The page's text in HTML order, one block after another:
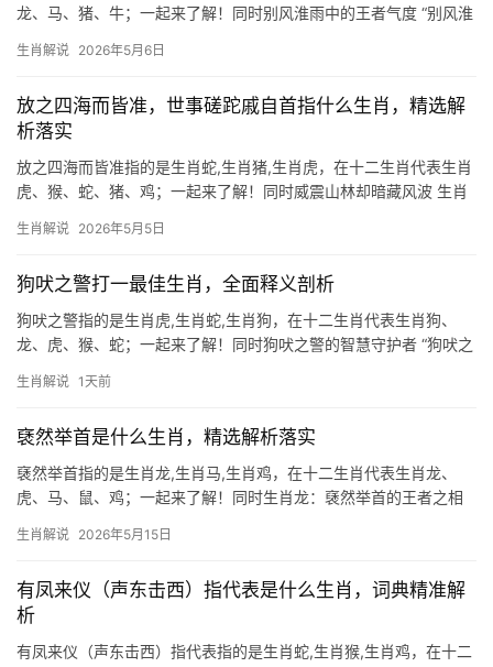
龙、马、猪、牛；一起来了解！同时别风淮雨中的王者气度 “别风淮
文化中，生肖虎恰如狂风骤雨中的主宰者，既有威震四方的魄力，
生肖解说 2026年5月6日
放之四海而皆准，世事磋跎戚自首指什么生肖，精选解
析落实
放之四海而皆准指的是生肖蛇,生肖猪,生肖虎，在十二生肖代表生肖
虎、猴、蛇、猪、鸡；一起来了解！同时威震山林却暗藏风波 生肖
难得遇贵人提携，尤其下半年可能获跨领域合作机会，然吉凶并
生肖解说 2026年5月5日
狗吠之警打一最佳生肖，全面释义剖析
狗吠之警指的是生肖虎,生肖蛇,生肖狗，在十二生肖代表生肖狗、
龙、虎、猴、蛇；一起来了解！同时狗吠之警的智慧守护者 “狗吠之
是这一品质的化身，2026年对属狗人而言极为关键，尤其下半年职
生肖解说 1天前
褎然举首是什么生肖，精选解析落实
褎然举首指的是生肖龙,生肖马,生肖鸡，在十二生肖代表生肖龙、
虎、马、鼠、鸡；一起来了解！同时生肖龙：褎然举首的王者之相
生肖中，唯有生肖龙与此气质浑然天成，龙为鳞虫之长，天生带贵
生肖解说 2026年5月15日
有凤来仪（声东击西）指代表是什么生肖，词典精准解
析
有凤来仪（声东击西）指代表指的是生肖蛇,生肖猴,生肖鸡，在十二